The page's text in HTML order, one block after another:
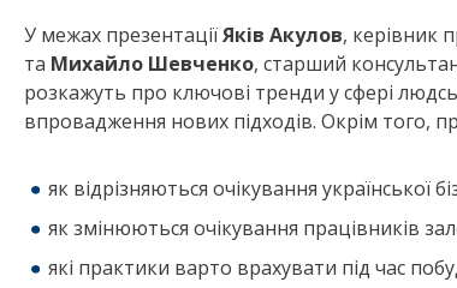
У межах презентаціїЯків Акулов, керівник
та Михайло Шевченко, старший
розкажуть про ключові тренди у сфері
впровадження нових підходів. Окрім того,
як відрізняються очікування української
як змінюються очікування працівників
які практики варто врахувати під час